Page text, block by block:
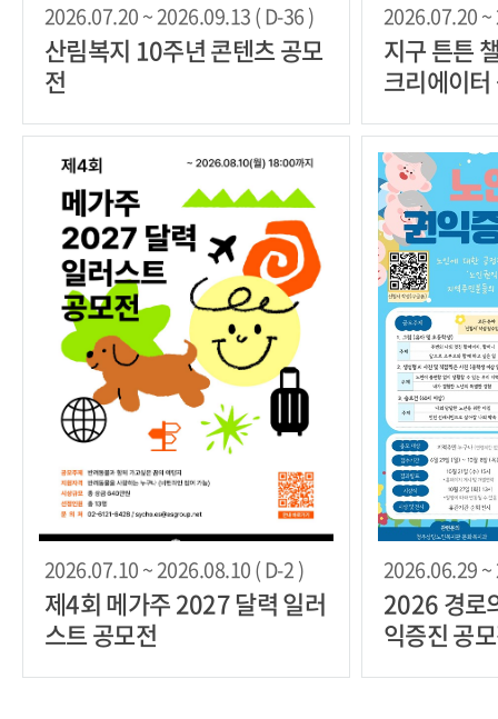
2026.07.20 ~ 2026.09.13 ( D-36 )
산림복지 10주년 콘텐츠 공모
전
2026.07.20 ~
지구 튼튼
크리에이
2026.07.10 ~ 2026.08.10 ( D-2 )
제4회 메가주 2027 달력 일러
스트 공모전
2026.06.29 ~
2026 경로
익증진 공